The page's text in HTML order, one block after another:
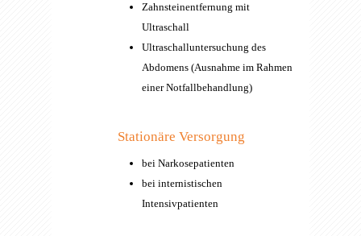
Zahnsteinentfernung mit
Ultraschall
Ultraschalluntersuchung des
Abdomens (Ausnahme im Rahmen
einer Notfallbehandlung)
Stationäre Versorgung
bei Narkosepatienten
bei internistischen
Intensivpatienten